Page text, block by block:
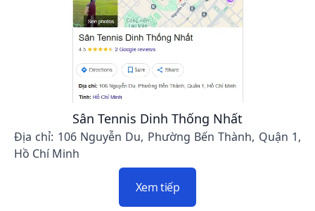
Sân Tennis Dinh Thống Nhất
Địa chỉ: 106 Nguyễn Du, Phường Bến Thành, Quận 1,
Hồ Chí Minh
Xem tiếp